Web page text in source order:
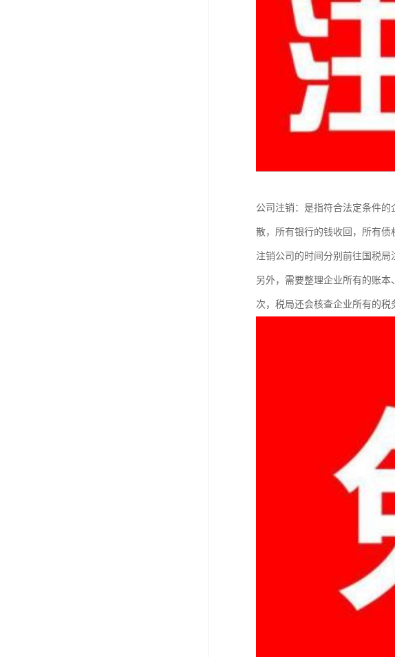
公司注销：是指符合法定条件
散，所有银行的钱收回，所有债
注销公司的时间分别前往国税局
另外，需要整理企业所有的账
次，税局还会核查企业所有的税